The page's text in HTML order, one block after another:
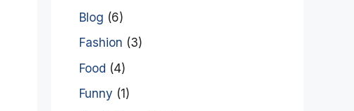
Blog (6)
Fashion (3)
Food (4)
Funny (1)